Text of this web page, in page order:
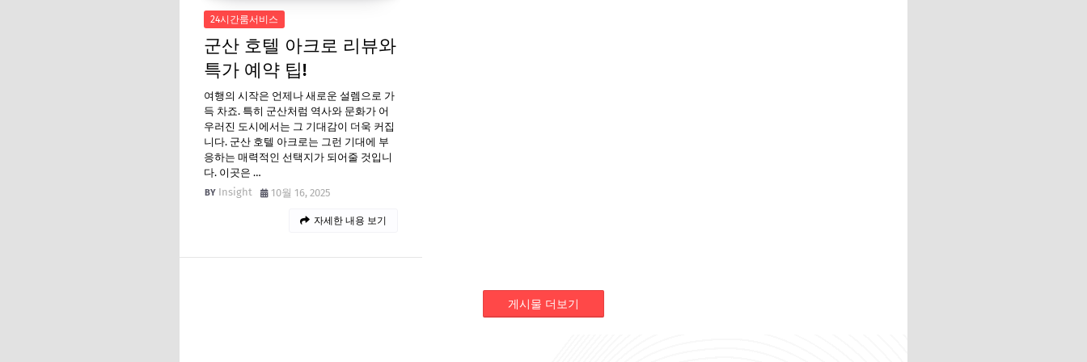
24시간룸서비스
군산 호텔 아크로 리뷰와
특가 예약 팁!
여행의 시작은 언제나 새로운 설렘으로 가
득 차죠. 특히 군산처럼 역사와 문화가 어
우러진 도시에서는 그 기대감이 더욱 커집
니다. 군산 호텔 아크로는 그런 기대에 부
응하는 매력적인 선택지가 되어줄 것입니
다. 이곳은 …
Insight
10월 16, 2025
자세한 내용 보기
게시물 더보기